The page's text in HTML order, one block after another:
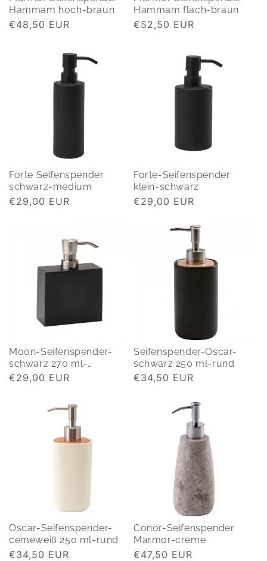
Hammam hoch-braun
Normaler
€48,50 EUR
Hammam flach-braun
Normaler
€52,50 EUR
Forte Seifenspender
schwarz-medium
Normaler
€29,00 EUR
Forte-Seifenspender
klein-schwarz
Normaler
€29,00 EUR
Moon-Seifenspender-
schwarz 270 ml-
Polyresin
Normaler
€29,00 EUR
Seifenspender-Oscar-
schwarz 250 ml-rund
Normaler
€34,50 EUR
Oscar-Seifenspender-
cemeweiß 250 ml-rund
Normaler
€34,50 EUR
Conor-Seifenspender
Marmor-creme
Normaler
€47,50 EUR